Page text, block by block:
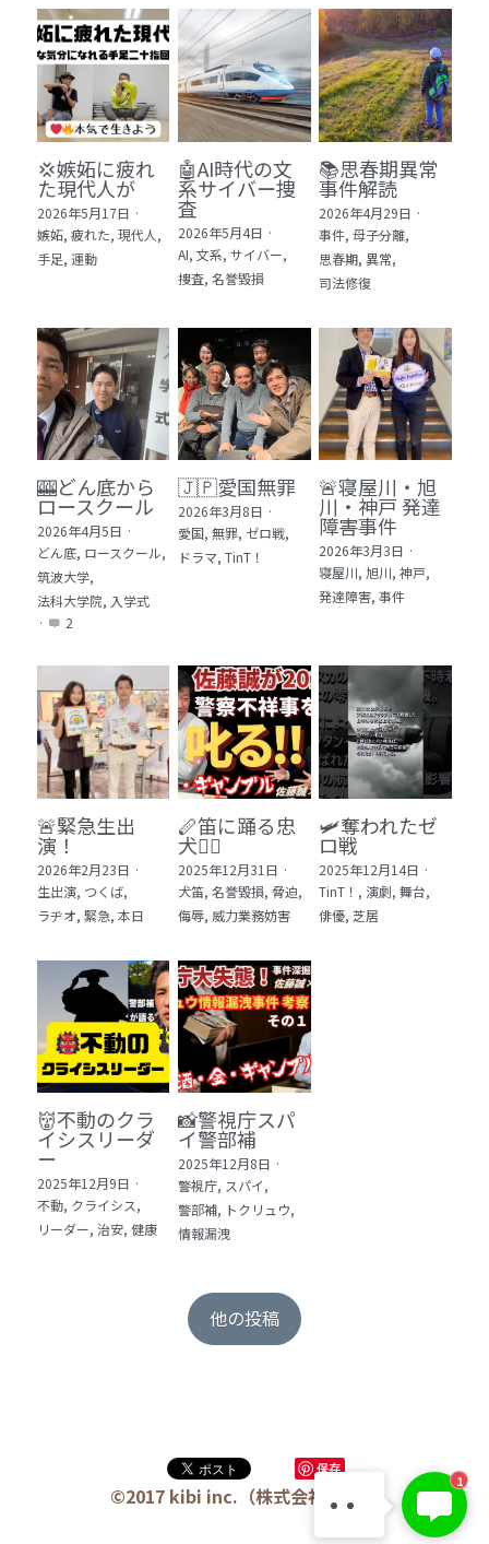
💢嫉妬に疲れ
た現代人が
2026年5月17日 ·
嫉妬, 疲れた, 現代人,
手足, 運動
🤖AI時代の文
系サイバー捜
査
2026年5月4日 ·
AI, 文系, サイバー,
捜査, 名誉毀損
📚思春期異常
事件解読
2026年4月29日 ·
事件, 母子分離,
思春期, 異常,
司法修復
🎰どん底から
ロースクール
2026年4月5日 ·
どん底, ロースクール,
筑波大学,
法科大学院, 入学式
·
2
🇯🇵愛国無罪
2026年3月8日 ·
愛国, 無罪, ゼロ戦,
ドラマ, TinT！
🚨寝屋川・旭
川・神戸 発達
障害事件
2026年3月3日 ·
寝屋川, 旭川, 神戸,
発達障害, 事件
🚨緊急生出
演！
2026年2月23日 ·
生出演, つくば,
ラヂオ, 緊急, 本日
🪈笛に踊る忠
犬🐕‍🦺
2025年12月31日 ·
犬笛, 名誉毀損, 脅迫,
侮辱, 威力業務妨害
🛩️奪われたゼ
ロ戦
2025年12月14日 ·
TinT！, 演劇, 舞台,
俳優, 芝居
👹不動のクラ
イシスリーダ
ー
2025年12月9日 ·
不動, クライシス,
リーダー, 治安, 健康
📸警視庁スパ
イ警部補
2025年12月8日 ·
警視庁, スパイ,
警部補, トクリュウ,
情報漏洩
他の投稿
保存
©2017 kibi inc.（株式会社 kibi）
KIBI 榎本澄雄
お問い合わせは今すぐ👉
1